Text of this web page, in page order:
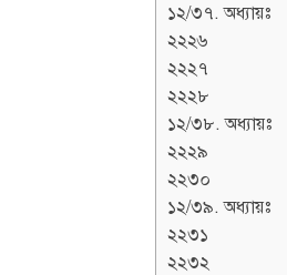
১২/৩৭. অধ্যায়ঃ
২২২৬
২২২৭
২২২৮
১২/৩৮. অধ্যায়ঃ
২২২৯
২২৩০
১২/৩৯. অধ্যায়ঃ
২২৩১
২২৩২